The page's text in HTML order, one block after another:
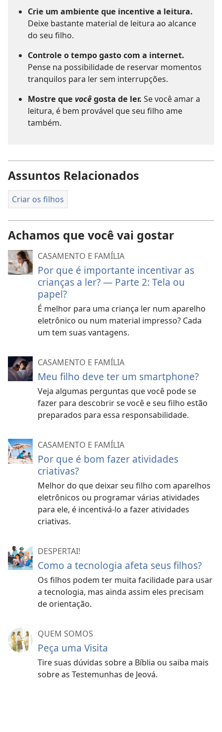
Crie um ambiente que incentive a leitura.
Deixe bastante material de leitura ao alcance
do seu filho.
Controle o tempo gasto com a internet.
Pense na possibilidade de reservar momentos
tranquilos para ler sem interrupções.
Mostre que vocêgosta de ler. Se você amar a
leitura, é bem provável que seu filho ame
também.
Assuntos Relacionados
Criar os filhos
Achamos que você vai gostar
CASAMENTO E FAMÍLIA
Por que é importante incentivar as
crianças a ler? — Parte 2: Tela ou
papel?
É melhor para uma criança ler num aparelho
eletrônico ou num material impresso? Cada
um tem suas vantagens.
CASAMENTO E FAMÍLIA
Meu filho deve ter um smartphone?
Veja algumas perguntas que você pode se
fazer para descobrir se você e seu filho estão
preparados para essa responsabilidade.
CASAMENTO E FAMÍLIA
Por que é bom fazer atividades
criativas?
Melhor do que deixar seu filho com aparelhos
eletrônicos ou programar várias atividades
para ele, é incentivá-lo a fazer atividades
criativas.
DESPERTAI!
Como a tecnologia afeta seus filhos?
Os filhos podem ter muita facilidade para usar
a tecnologia, mas ainda assim eles precisam
de orientação.
QUEM SOMOS
Peça uma Visita
Tire suas dúvidas sobre a Bíblia ou saiba mais
sobre as Testemunhas de Jeová.